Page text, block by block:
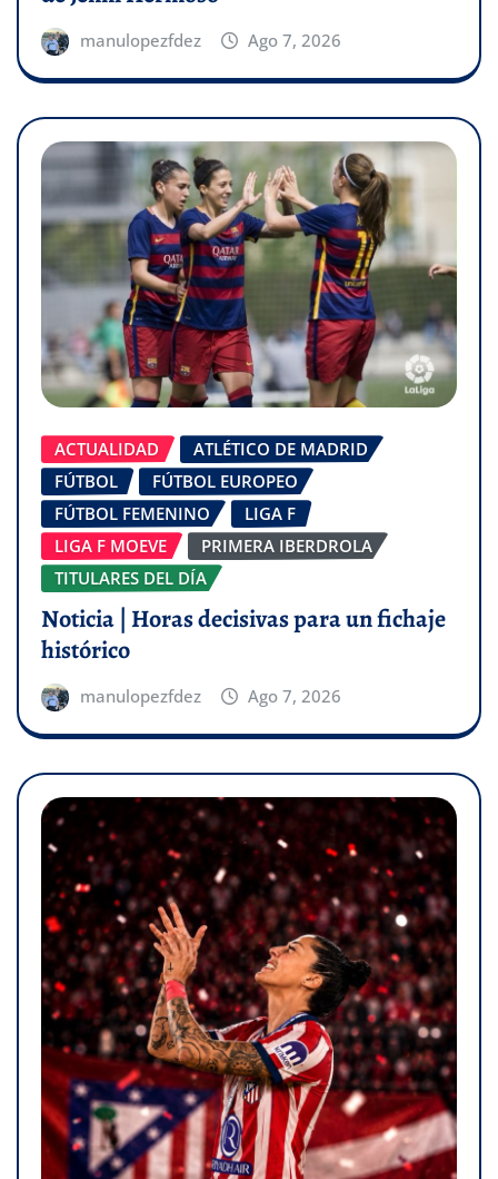
manulopezfdez Ago 7, 2026
ACTUALIDAD
ATLÉTICO DE MADRID
FÚTBOL
FÚTBOL EUROPEO
FÚTBOL FEMENINO
LIGA F
LIGA F MOEVE
PRIMERA IBERDROLA
TITULARES DEL DÍA
Noticia | Horas decisivas para un fichaje
histórico
manulopezfdez Ago 7, 2026